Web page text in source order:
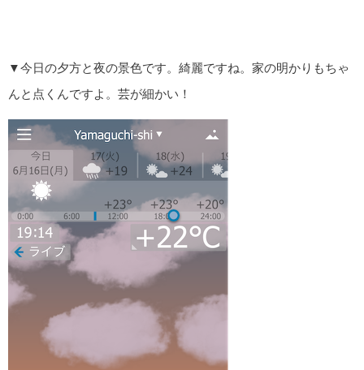
▼今日の夕方と夜の景色です。綺麗ですね。家の明かりもちゃ
んと点くんですよ。芸が細かい！